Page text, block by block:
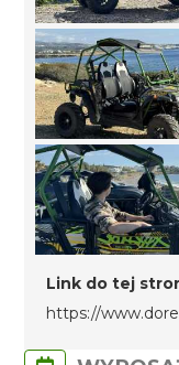
Link do tej
https://